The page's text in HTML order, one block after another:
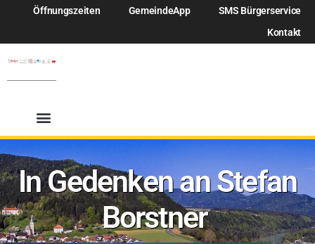
Öffnungszeiten GemeindeApp
SMS Bürgerservice
Kontakt
In Gedenken an Stefan
Borstner